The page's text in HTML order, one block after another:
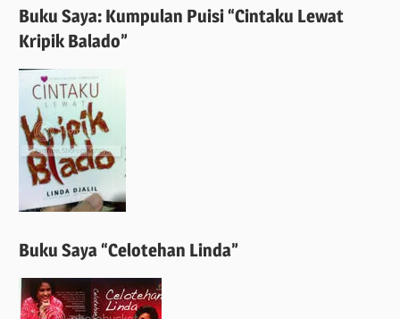
Buku Saya: Kumpulan Puisi “Cintaku Lewat
Kripik Balado”
Buku Saya “Celotehan Linda”